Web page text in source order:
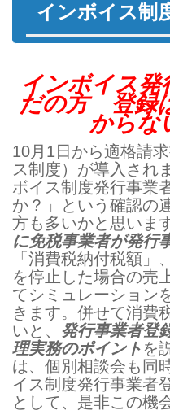
インボイス制
インボイス発
だの方 登録
からな
10月1日から適格請
ス制度）が導入され
ボイス制度発行事業
か？」という確認の
方も多いかと思いま
に免税事業者が発行
「消費税納付税額」
を停止した場合の売
てシミュレーション
きます。併せて消費
いと、 発行事業者登
理実務のポイントを
は、個別相談会も同
イス制度発行事業者
として、是非この機